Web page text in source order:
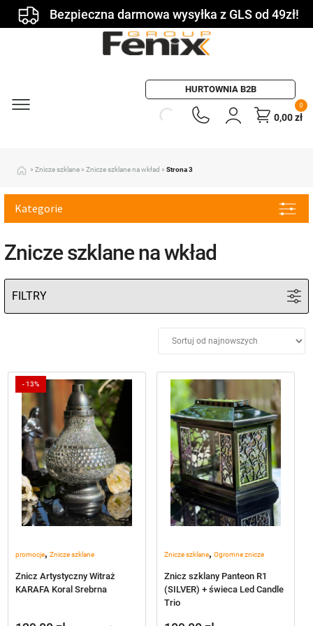
Bezpieczna darmowa wysyłka z GLS od 49zł!
HURTOWNIA B2B
0
0,00zł
» Znicze szklane » Znicze szklane na wkład » Strona 3
Znicze szklane na wkład
+
Czas spalenia
+
Wysokość cm
+
Cena
Materiał
promocje, Znicze szklane
Znicz Artystyczny Witraż
KARAFA Koral Srebrna
-13%
Znicze szklane, Ogromne znicze
Znicz szklany Panteon R1
(SILVER) + świeca Led Candle
Trio
Kategorie